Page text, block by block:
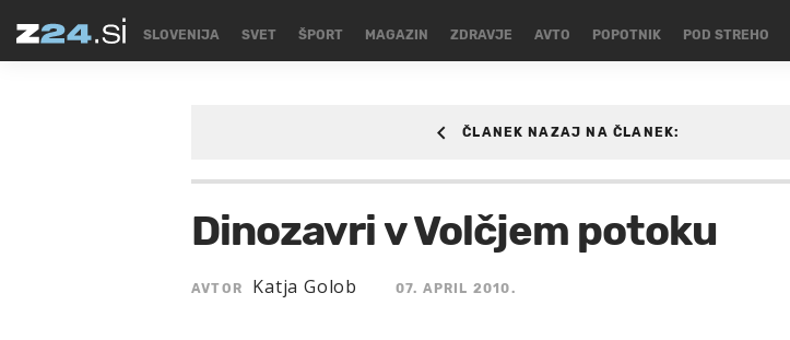
SLOVENIJA SVET ŠPORT MAGAZIN ZDRAVJE AVTO POPOTNIK POD STREHO
Dinozavri v Volčjem potoku
AVTOR Katja Golob 07. APRIL 2010.
ČLANEK NAZAJ NA ČLANEK: